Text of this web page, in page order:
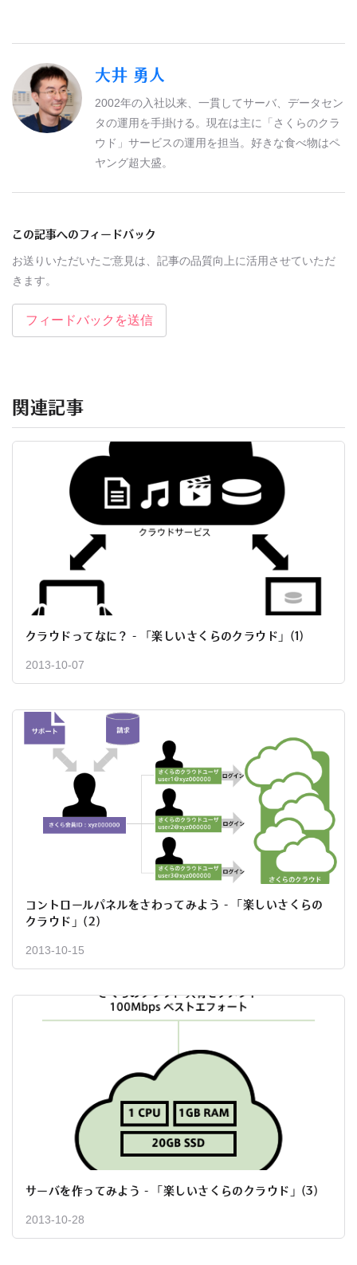
大井 勇人
2002年の入社以来、一貫してサーバ、データセン
タの運用を手掛ける。現在は主に「さくらのクラ
ウド」サービスの運用を担当。好きな食べ物はペ
ヤング超大盛。
この記事へのフィードバック
お送りいただいたご意見は、記事の品質向上に活用させていただ
きます。
フィードバックを送信
関連記事
クラウドってなに？ - 「楽しいさくらのクラウド」(1)
2013-10-07
コントロールパネルをさわってみよう - 「楽しいさくらの
クラウド」(2)
2013-10-15
サーバを作ってみよう - 「楽しいさくらのクラウド」(3)
2013-10-28